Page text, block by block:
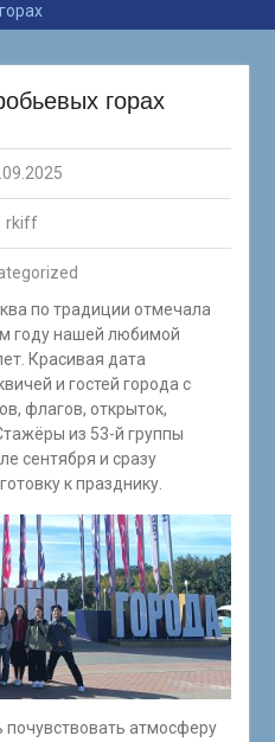
горах
rkiff
по традиции отмечала
году нашей любимой
Красивая дата
и гостей города с
флагов, открыток,
из 53-й группы
сентября и сразу
к празднику.
почувствовать атмосферу